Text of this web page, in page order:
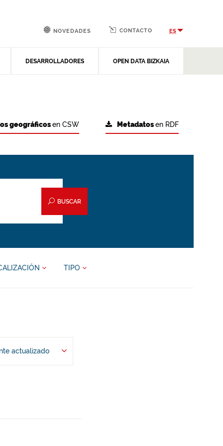
DESARROLLADORES OPEN DATA BIZKAIA
NOVEDADES CONTACTO ES
Metadatosen RDF
geográficosen CSW
BUSCAR
TIPO
actualizado